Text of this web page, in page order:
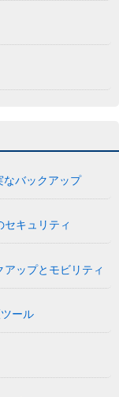
なバックアップ
セキュリティ
アップとモビリティ
ール